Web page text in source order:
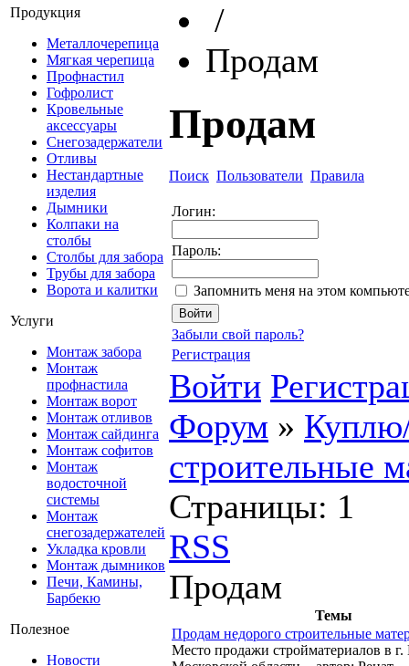
Продукция
Металлочерепица
Мягкая черепица
Профнастил
Гофролист
Кровельные
аксессуары
Снегозадержатели
Отливы
Нестандартные
изделия
Дымники
Колпаки на
столбы
Столбы для забора
Трубы для забора
Ворота и калитки
Услуги
Монтаж забора
Монтаж
профнастила
Монтаж ворот
Монтаж отливов
Монтаж сайдинга
Монтаж софитов
Монтаж
водосточной
системы
Монтаж
снегозадержателей
Укладка кровли
Монтаж дымников
Печи, Камины,
Барбекю
Полезное
Новости
/
Продам
Продам
Поиск Пользователи Правила
Логин:
Пароль:
Запомнить меня на этом
Забыли свой пароль?
Регистрация
Войти
Форум »
строительные
Страницы: 1
RSS
Продам
Темы
Продам недорого строительные
Место продажи стройматериалов в